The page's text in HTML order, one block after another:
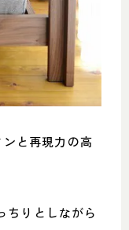
と再現力の高
ちりとしながら